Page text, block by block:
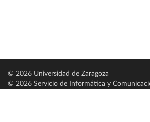
© 2026 Universidad de Zaragoza
© 2026 Servicio de Informática y